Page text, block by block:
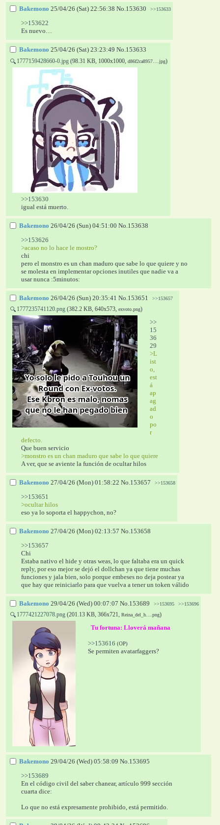
Bakemono 25/04/26 (Sat) 22:56:38 No.153630 >>153633
>>153622
Es nuevo…
Bakemono 25/04/26 (Sat) 23:23:49 No.153633
🔍 1777159428660-0.jpg (98.31 KB, 1000x1000, d86f2ca8957….jpg)
>>153630
igual está muerto.
Bakemono 26/04/26 (Sun) 04:51:00 No. 153638
>>153626
>acaso no lo hace le mostro?
chi
pero el monstro es un chan maduro que sabe lo que quiere y no
se molesta en implementar opciones inutiles que nadie va a
usar nunca :5minutos:
Bakemono 26/04/26 (Sun) 20:35:41 No. 153651 >>153657
🔍 1777235741120.png (382.2 KB, 640x573, exvoto.png)
>>
15
36
29
>L
ist
o,
est
á
ap
ag
ad
o
po
r
defecto.
Que buen servicio
>monstro es un chan maduro que sabe lo que quiere
A ver, que se aviente la función de ocultar hilos
Bakemono 27/04/26 (Mon) 01:58:22 No. 153657 >>153658
>>153651
>ocultar hilos
eso ya lo soporta el happychon, no?
Bakemono 27/04/26 (Mon) 02:13:57 No. 153658
>>153657
Chi
Estaba nativo el hide y otras weas, lo que faltaba era un quick
reply, por eso mejor se dejó el dollchan ya que tiene muchas
funciones y jala bien, solo porque embeses no deja postear ya
que hay que reiniciarlo para que vuelva a tener un token válido
Bakemono 29/04/26 (Wed) 00:07:07 No. 153689 >>153695 >>153696
🔍 1777421227078.png (201.13 KB, 366x721, Reina_del_h….png)
Tu fortuna: Lloverá mañana
>>153616 (OP)
Se permiten avatarfaggers?
Bakemono 29/04/26 (Wed) 05:58:09 No.153695
>>153689
En el código civil del saber chanear, artículo 999 sección
cuarta dice:
Lo que no está expresamente prohibido, está permitido.